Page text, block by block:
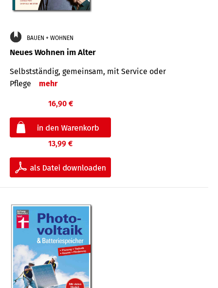
BAUEN + WOHNEN
Neues Wohnen im Alter
Selbstständig, gemeinsam, mit Service oder
Pflege
mehr
16,90 €
13,99 €